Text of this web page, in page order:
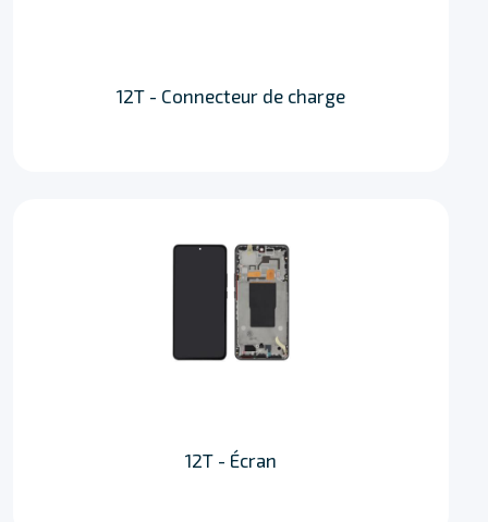
12T - Connecteur de charge
12T - Écran